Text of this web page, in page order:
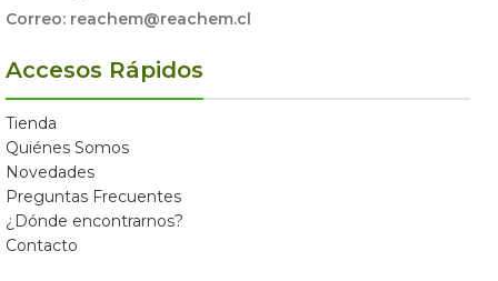
Correo: reachem@reachem.cl
Accesos Rápidos
Tienda
Quiénes Somos
Novedades
Preguntas Frecuentes
¿Dónde encontrarnos?
Contacto